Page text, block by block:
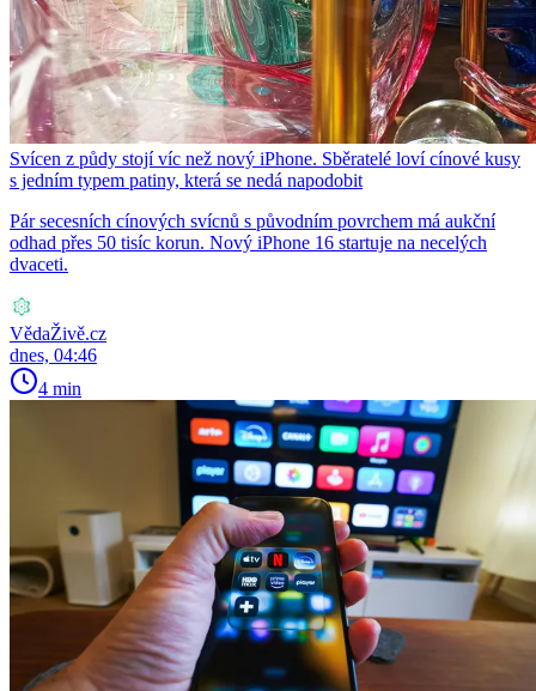
Svícen z půdy stojí víc než nový iPhone. Sběratelé loví cínové kusy
s jedním typem patiny, která se nedá napodobit
Pár secesních cínových svícnů s původním povrchem má aukční
odhad přes 50 tisíc korun. Nový iPhone 16 startuje na necelých
dvaceti.
VědaŽivě.cz
dnes, 04:46
4 min